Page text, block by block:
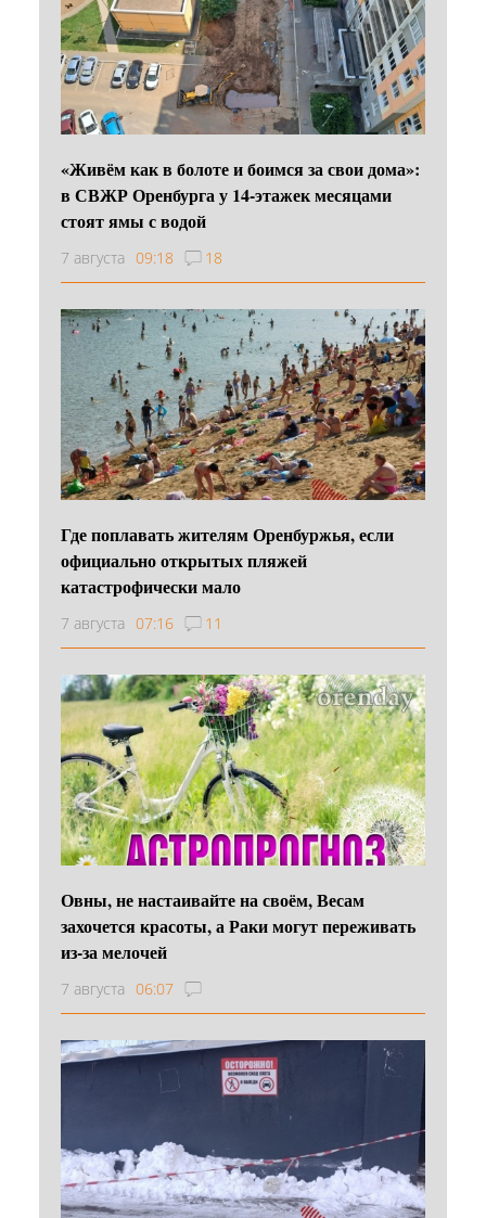
«Живём как в болоте и боимся за свои дома»:
в СВЖР Оренбурга у 14-этажек месяцами
стоят ямы с водой
7 августа 09:18 18
Где поплавать жителям Оренбуржья, если
официально открытых пляжей
катастрофически мало
7 августа 07:16 11
Овны, не настаивайте на своём, Весам
захочется красоты, а Раки могут переживать
из-за мелочей
7 августа 06:07